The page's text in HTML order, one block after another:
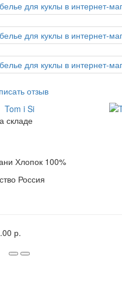
отзыв
Tom i Si
складе
Хлопок 100%
Россия
р.